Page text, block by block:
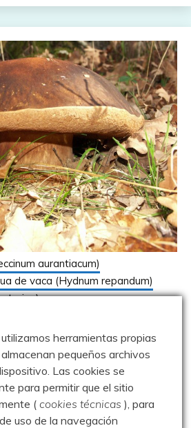
aurantiacum)
de vaca (Hydnum repandum)
– 11.11.06
Luisfer
herramientas propias
pequeños archivos
Las cookies se
para permitir que el sitio
(cookies técnicas ), para
uso de la navegación